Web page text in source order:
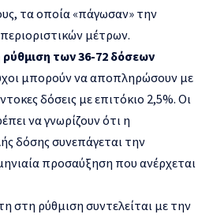
τα οποία «πάγωσαν» την
μέτρων.
ρύθμιση των 36-72 δόσεων
μπορούν να αποπληρώσουν με
δόσεις με επιτόκιο 2,5%. Οι
να γνωρίζουν ότι η
δόσης συνεπάγεται την
προσαύξηση που ανέρχεται
στη ρύθμιση συντελείται με την